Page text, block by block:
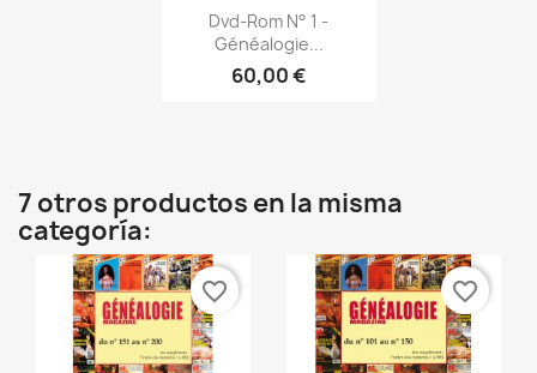
Vista rápida
Dvd-Rom N° 1 -
Généalogie...
60,00 €
7 otros productos en la misma
categoría:
favorite_border favorite_border